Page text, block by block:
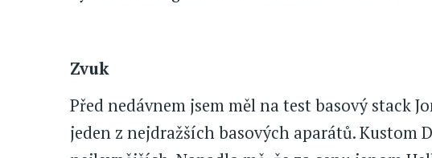
Zvuk
Před nedávnem jsem měl na test basový stack
jeden z nejdražších basových aparátů. Kustom